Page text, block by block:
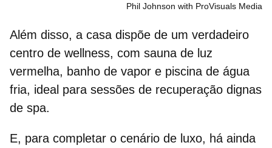
Phil Johnson with ProVisuals Media
Além disso, a casa dispõe de um verdadeiro
centro de wellness, com sauna de luz
vermelha, banho de vapor e piscina de água
fria, ideal para sessões de recuperação dignas
de spa.
E, para completar o cenário de luxo, há ainda